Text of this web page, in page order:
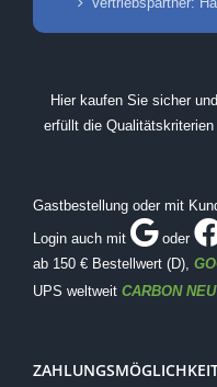
Hier kaufen Sie sicher
erfüllt die
Gastbestellung oder mit
Login auch mit
oder
ab 150 € Bestellwert (D),
UPS weltweit CARBON